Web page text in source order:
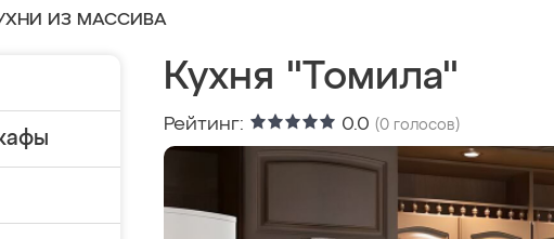
ИЗ МАССИВА
Кухня "Томила"
Рейтинг: 0.0 (0 голосов)